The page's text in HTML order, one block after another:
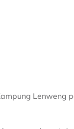
Lenweng